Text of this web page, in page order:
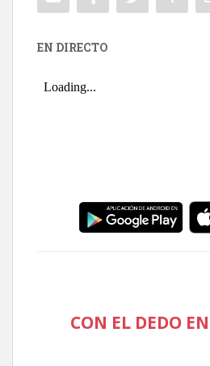
EN DIRECTO
CON EL DEDO